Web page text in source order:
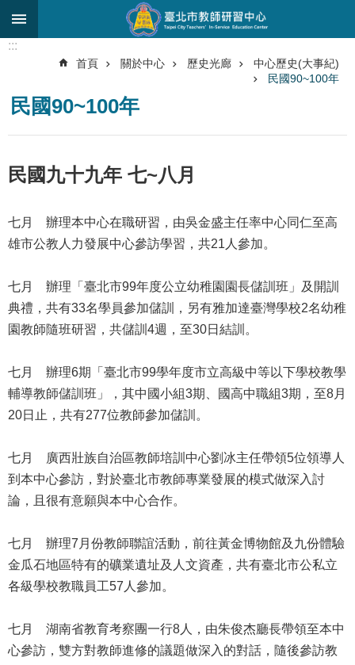
跳到主要內容區塊
尋
關
中
研
究
研
習
進
教
諮
輔
導
支
持
務
教
學
源
政
:::
首頁 關於中心 歷史光廊
中心歷史(大事紀)
民國90~100年
民國90~100年
民國九十九年 七~八月
七月 辦理本中心在職研習，由吳金盛主任率中心同仁至高
雄市公教人力發展中心參訪學習，共21人參加。
七月 辦理「臺北市99年度公立幼稚園園長儲訓班」及開訓
典禮，共有33名學員參加儲訓，另有雅加達臺灣學校2名幼稚
園教師隨班研習，共儲訓4週，至30日結訓。
七月 辦理6期「臺北市99學年度市立高級中等以下學校教學
輔導教師儲訓班」，其中國小組3期、國高中職組3期，至8月
20日止，共有277位教師參加儲訓。
七月 廣西壯族自治區教師培訓中心劉冰主任帶領5位領導人
到本中心參訪，對於臺北市教師專業發展的模式做深入討
論，且很有意願與本中心合作。
七月 辦理7月份教師聯誼活動，前往黃金博物館及九份體驗
金瓜石地區特有的礦業遺址及人文資產，共有臺北市公私立
各級學校教職員工57人參加。
七月 湖南省教育考察團一行8人，由朱俊杰廳長帶領至本中
心參訪，雙方對教師進修的議題做深入的對話，隨後參訪教